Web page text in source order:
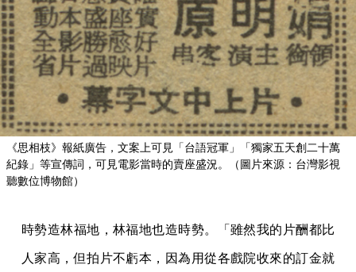
《思相枝》報紙廣告，文案上可見「台語冠軍」「獨家五天創二十萬
紀錄」等宣傳詞，可見電影當時的賣座盛況。（圖片來源：台灣影視
聽數位博物館）
時勢造林福地，林福地也造時勢。「雖然我的片酬都比
人家高，但拍片不虧本，因為用從各戲院收來的訂金就